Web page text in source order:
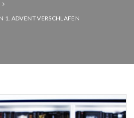
1. ADVENT VERSCHLAFEN